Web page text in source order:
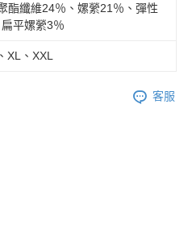
酯纖維24％、嫘縈21％、彈性
平嫘縈3％
XL、XXL
客服